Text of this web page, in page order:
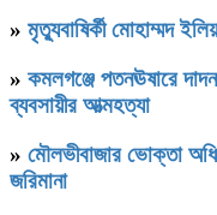
» মৃত্যুবাষির্কী মোহাম্মদ
» কমলগঞ্জে পতনঊষারে
ব্যবসায়ীর আত্মহত্যা
» মৌলভীবাজার ভোক্তা
জরিমানা